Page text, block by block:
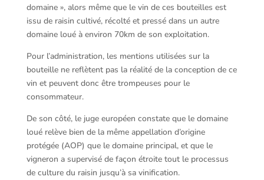
domaine », alors même que le vin de ces bouteilles est
issu de raisin cultivé, récolté et pressé dans un autre
domaine loué à environ 70km de son exploitation.
Pour l’administration, les mentions utilisées sur la
bouteille ne reflètent pas la réalité de la conception de ce
vin et peuvent donc être trompeuses pour le
consommateur.
De son côté, le juge européen constate que le domaine
loué relève bien de la même appellation d’origine
protégée (AOP) que le domaine principal, et que le
vigneron a supervisé de façon étroite tout le processus
de culture du raisin jusqu’à sa vinification.